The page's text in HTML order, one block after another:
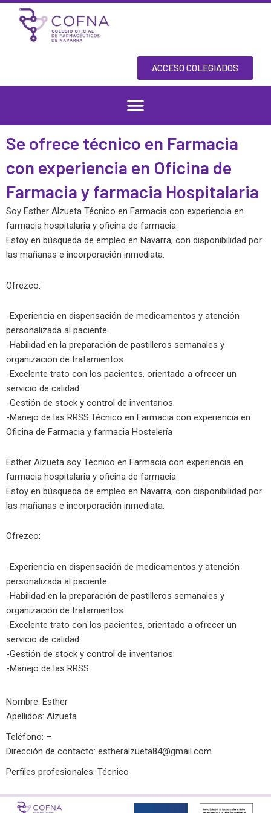
Skip
content
ACCESO COLEGIADOS
Se ofrece técnico en Farmacia
con experiencia en Oficina de
Farmacia y farmacia Hospitalaria
Soy Esther Alzueta Técnico en Farmacia con experiencia en
farmacia hospitalaria y oficina de farmacia.
Estoy en búsqueda de empleo en Navarra, con disponibilidad por
las mañanas e incorporación inmediata.
Ofrezco:
-Experiencia en dispensación de medicamentos y atención
personalizada al paciente.
-Habilidad en la preparación de pastilleros semanales y
organización de tratamientos.
-Excelente trato con los pacientes, orientado a ofrecer un
servicio de calidad.
-Gestión de stock y control de inventarios.
-Manejo de las RRSS.Técnico en Farmacia con experiencia en
Oficina de Farmacia y farmacia Hostelería
Esther Alzueta soy Técnico en Farmacia con experiencia en
farmacia hospitalaria y oficina de farmacia.
Estoy en búsqueda de empleo en Navarra, con disponibilidad por
las mañanas e incorporación inmediata.
Ofrezco:
-Experiencia en dispensación de medicamentos y atención
personalizada al paciente.
-Habilidad en la preparación de pastilleros semanales y
organización de tratamientos.
-Excelente trato con los pacientes, orientado a ofrecer un
servicio de calidad.
-Gestión de stock y control de inventarios.
-Manejo de las RRSS.
Nombre: Esther
Apellidos: Alzueta
Teléfono: –
Dirección de contacto: estheralzueta84@gmail.com
Perfiles profesionales: Técnico